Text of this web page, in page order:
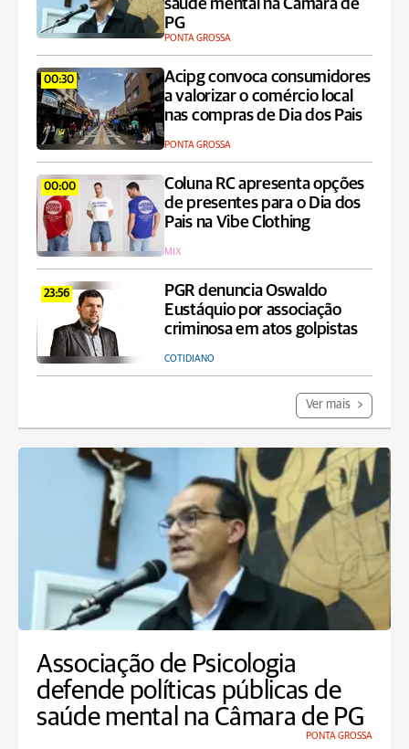
saúde mental na Câmara de
PG
PONTA GROSSA
00:30
Acipg convoca consumidores
a valorizar o comércio local
nas compras de Dia dos Pais
PONTA GROSSA
00:00
Coluna RC apresenta opções
de presentes para o Dia dos
Pais na Vibe Clothing
MIX
23:56
PGR denuncia Oswaldo
Eustáquio por associação
criminosa em atos golpistas
COTIDIANO
Ver mais
Associação de Psicologia
defende políticas públicas de
saúde mental na Câmara de PG
PONTA GROSSA